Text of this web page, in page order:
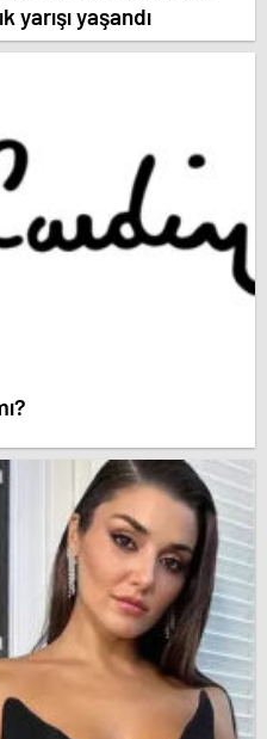
yarışı yaşandı